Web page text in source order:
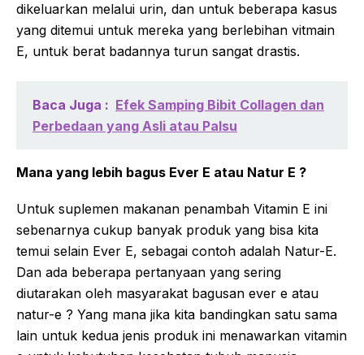
dikeluarkan melalui urin, dan untuk beberapa kasus
yang ditemui untuk mereka yang berlebihan vitmain
E, untuk berat badannya turun sangat drastis.
Baca Juga : Efek Samping Bibit Collagen dan
Perbedaan yang Asli atau Palsu
Mana yang lebih bagus Ever E atau Natur E ?
Untuk suplemen makanan penambah Vitamin E ini
sebenarnya cukup banyak produk yang bisa kita
temui selain Ever E, sebagai contoh adalah Natur-E.
Dan ada beberapa pertanyaan yang sering
diutarakan oleh masyarakat bagusan ever e atau
natur-e ? Yang mana jika kita bandingkan satu sama
lain untuk kedua jenis produk ini menawarkan vitamin